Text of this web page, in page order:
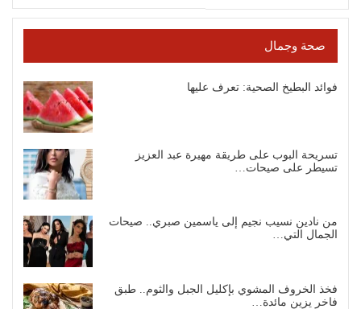
صحة وجمال
فوائد البطيخ الصحية: تعرف عليها
تسريحة البوب على طريقة مهيرة عبد العزيز
تسيطر على صيحات…
من نادين نسيب نجيم إلى ياسمين صبري.. صيحات
الجمال التي…
فخذ الخروف المشوي بإكليل الجبل والثوم.. طبق
فاخر يزين مائدة…